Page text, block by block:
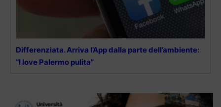
Differenziata. Arriva l’App dalla parte dell’ambiente:
“I love Palermo pulita”